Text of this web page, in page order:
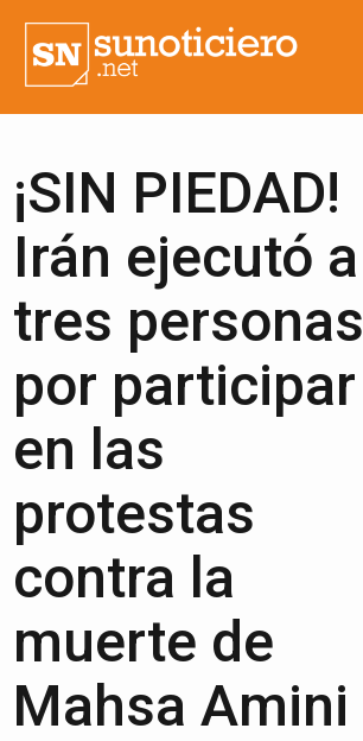
¡SIN PIEDAD!
Irán ejecutó a
tres personas
por participar
en las
protestas
contra la
muerte de
Mahsa Amini